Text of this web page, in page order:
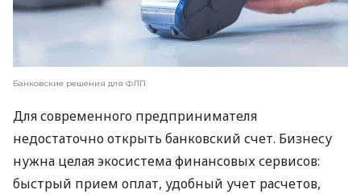
Банковские решения для ФЛП
Для современного предпринимателя
недостаточно открыть банковский счет. Бизнесу
нужна целая экосистема финансовых сервисов:
быстрый прием оплат, удобный учет расчетов,